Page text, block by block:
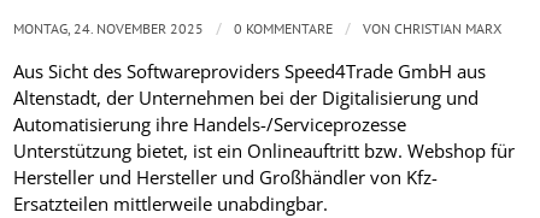
Aus Sicht des Softwareproviders Speed4Trade GmbH aus
Altenstadt, der Unternehmen bei der Digitalisierung und
Automatisierung ihre Handels-/Serviceprozesse
Unterstützung bietet, ist ein Onlineauftritt bzw. Webshop für
Hersteller und Hersteller und Großhändler von Kfz-
Ersatzteilen mittlerweile unabdingbar.
MONTAG, 24. NOVEMBER 2025 / 0 KOMMENTARE / VONCHRISTIAN MARX